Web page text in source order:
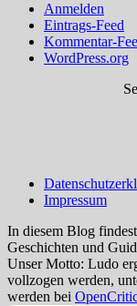
Anmelden
Eintrags-Feed
Kommentar-
WordPress.org
Impressum
In diesem Blog
Geschichten und
Unser Motto: Ludo
vollzogen werden,
werden bei